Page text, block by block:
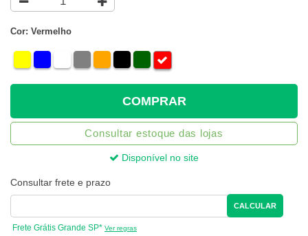
Cor: Vermelho
COMPRAR
Consultar estoque das lojas
Disponível no site
Consultar frete e prazo
CALCULAR
Frete Grátis Grande SP* Ver regras